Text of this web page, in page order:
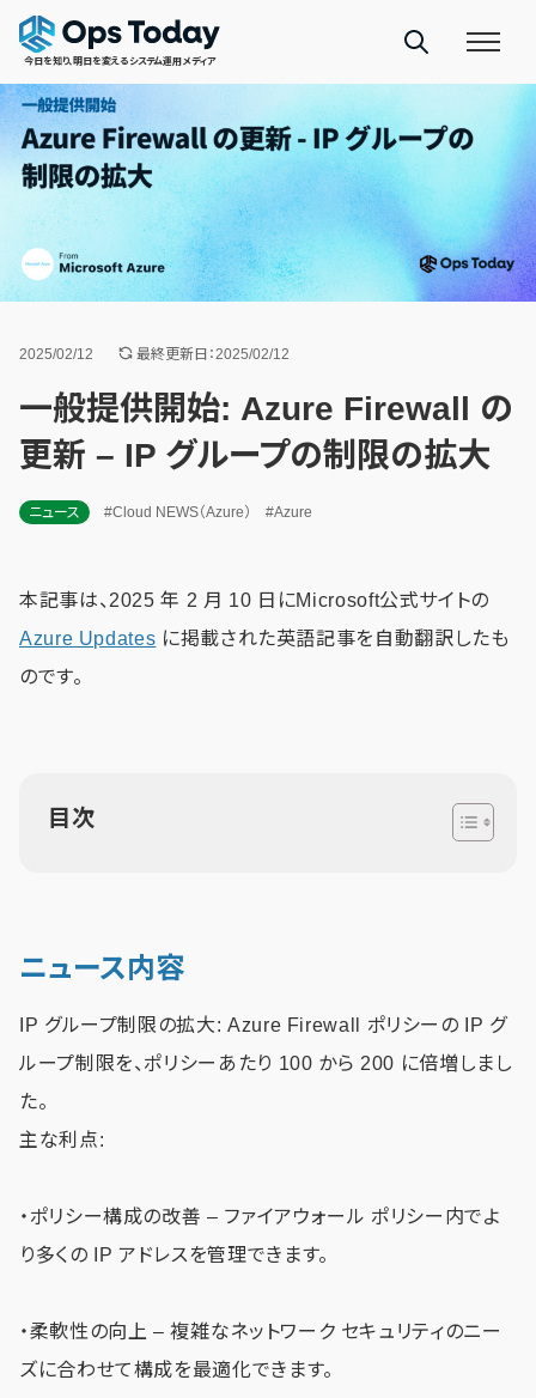
今日を知り、明日を変えるシステム運用メディア
2025/02/12 最終更新日：2025/02/12
一般提供開始: Azure Firewall の
更新 – IP グループの制限の拡大
ニュース #Cloud NEWS（Azure） #Azure
本記事は、2025 年 2 月 10 日にMicrosoft公式サイトの
Azure Updates に掲載された英語記事を自動翻訳したも
のです。
目次
ニュース内容
IP グループ制限の拡大: Azure Firewall ポリシーの IP グ
ループ制限を、ポリシーあたり 100 から 200 に倍増しまし
た。
主な利点:
・ポリシー構成の改善 – ファイアウォール ポリシー内でよ
り多くの IP アドレスを管理できます。
・柔軟性の向上 – 複雑なネットワーク セキュリティのニー
ズに合わせて構成を最適化できます。